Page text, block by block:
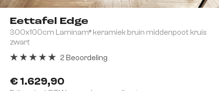
Eettafel Edge
300x100cm Laminam® keramiek bruin middenpoot kruis
zwart
€ 1.629,90
2 Beoordeling